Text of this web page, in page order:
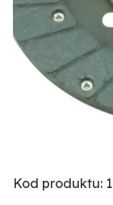
Kod produktu: